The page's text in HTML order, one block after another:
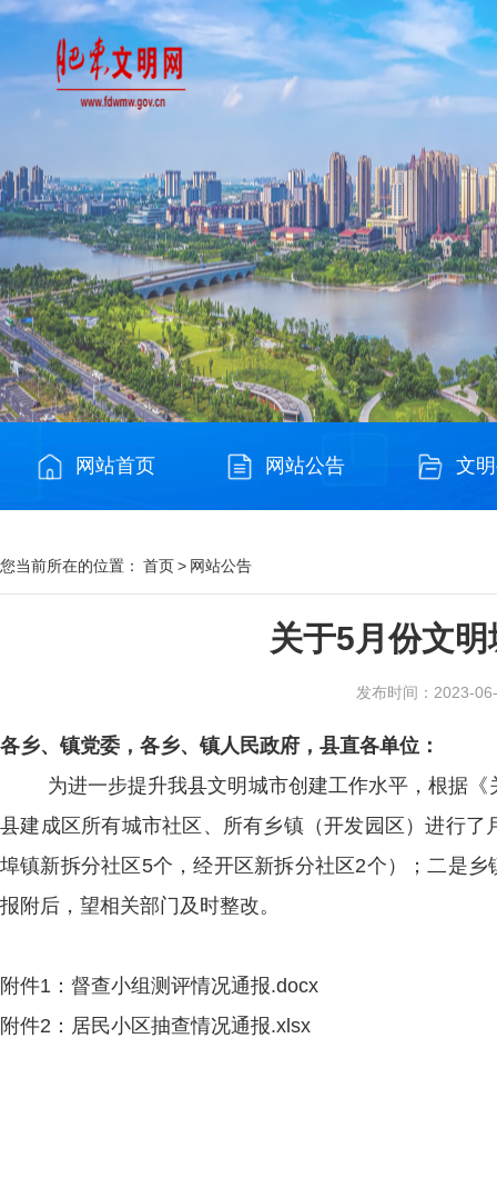
网站首页 网站公告 文
您当前所在的位置： 首页> 网站公告
关于5月份文
发布时间：2023-
各乡、镇党委，各乡、镇人民政府，县直各单位：
为进一步提升我县文明城市创建工作水平，根据
县建成区所有城市社区、所有乡镇（开发园区）进行
埠镇新拆分社区 5个，经开区新拆分社区 2个）；二是乡
报附后，望相关部门及时整改。
附件1 ： 督查小组测评情况通报.docx
附件2 ： 居民小区抽查情况通报.xlsx